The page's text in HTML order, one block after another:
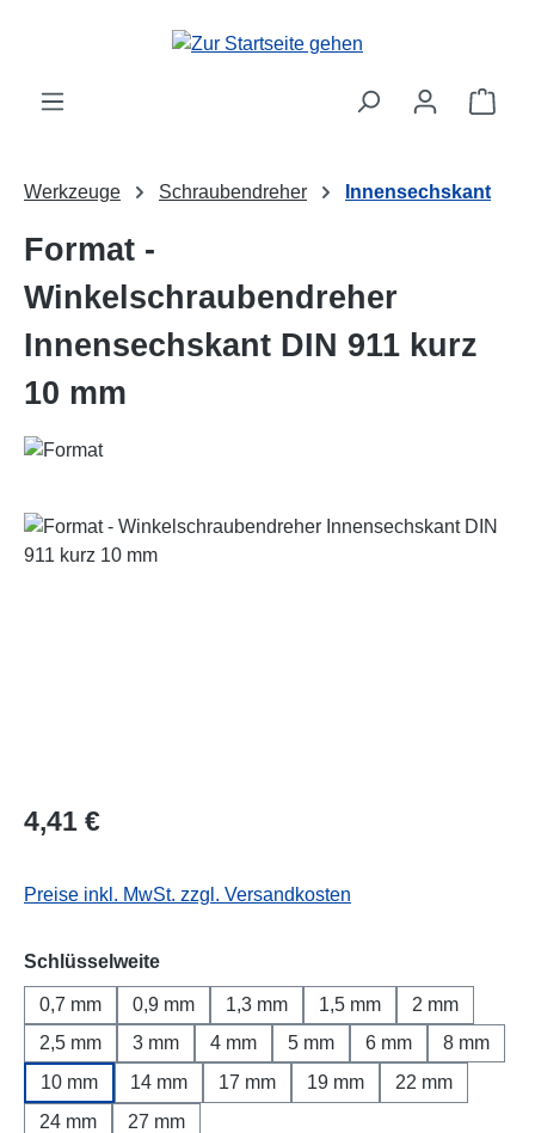
Zum Hauptinhalt springen
Werkzeuge Schraubendreher Innensechskant
Format -
Winkelschraubendreher
Innensechskant DIN 911 kurz
10 mm
Bildergalerie überspringen
Regulärer Preis:
4,41 €
Preise inkl. MwSt. zzgl. Versandkosten
Schlüsselweiteauswählen
0,7 mm 0,9 mm 1,3 mm 1,5 mm
2 mm
2,5 mm
3 mm 4 mm 5 mm 6 mm
8 mm
10 mm
14 mm 17 mm 19 mm
22 mm
24 mm
27 mm